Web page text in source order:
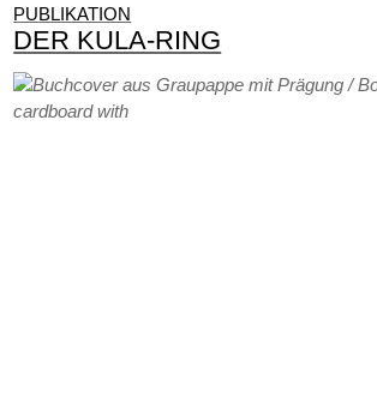
PUBLIKATION
DER KULA-RING